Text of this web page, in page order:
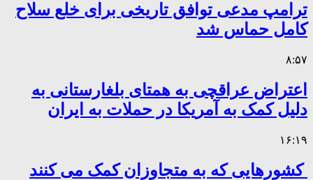
ترامپ مدعی توافق تاریخی برای خلع سلاح
کامل حماس شد
۸:۵۷
اعتراض عراقچی به همتای بلغارستانی به
دلیل کمک به آمریکا در حملات به ایران
۱۶:۱۹
کشورهایی که به متجاوزان کمک می کنند